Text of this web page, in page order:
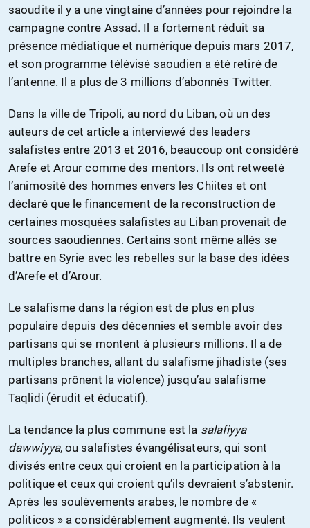
saoudite il y a une vingtaine d’années pour rejoindre la
campagne contre Assad. Il a fortement réduit sa
présence médiatique et numérique depuis mars 2017,
et son programme télévisé saoudien a été retiré de
l’antenne. Il a plus de 3 millions d’abonnés Twitter.
Dans la ville de Tripoli, au nord du Liban, où un des
auteurs de cet article a interviewé des leaders
salafistes entre 2013 et 2016, beaucoup ont considéré
Arefe et Arour comme des mentors. Ils ont retweeté
l’animosité des hommes envers les Chiites et ont
déclaré que le financement de la reconstruction de
certaines mosquées salafistes au Liban provenait de
sources saoudiennes. Certains sont même allés se
battre en Syrie avec les rebelles sur la base des idées
d’Arefe et d’Arour.
Le salafisme dans la région est de plus en plus
populaire depuis des décennies et semble avoir des
partisans qui se montent à plusieurs millions. Il a de
multiples branches, allant du salafisme jihadiste (ses
partisans prônent la violence) jusqu’au salafisme
Taqlidi (érudit et éducatif).
La tendance la plus commune est la salafiyya
dawwiyya, ou salafistes évangélisateurs, qui sont
divisés entre ceux qui croient en la participation à la
politique et ceux qui croient qu’ils devraient s’abstenir.
Après les soulèvements arabes, le nombre de «
politicos » a considérablement augmenté. Ils veulent